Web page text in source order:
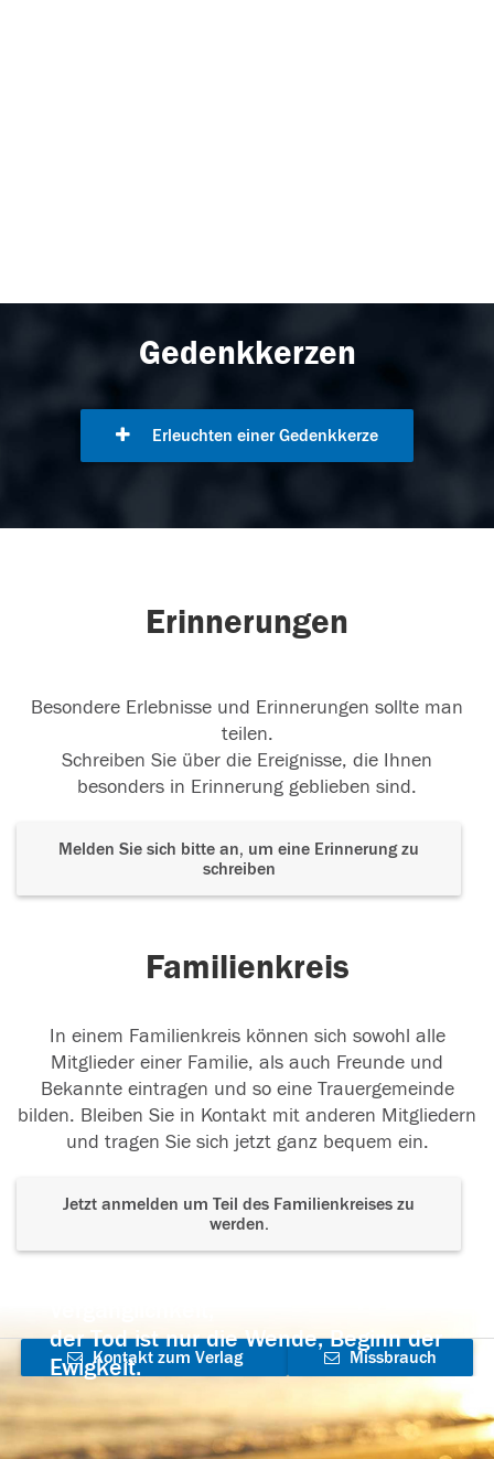
Gedenkkerzen
Erleuchten einer Gedenkkerze
Erinnerungen
Besondere Erlebnisse und Erinnerungen sollte man
teilen.
Schreiben Sie über die Ereignisse, die Ihnen
besonders in Erinnerung geblieben sind.
Melden Sie sich bitte an, um eine Erinnerung zu
schreiben
Familienkreis
In einem Familienkreis können sich sowohl alle
Mitglieder einer Familie, als auch Freunde und
Bekannte eintragen und so eine Trauergemeinde
bilden. Bleiben Sie in Kontakt mit anderen Mitgliedern
und tragen Sie sich jetzt ganz bequem ein.
Jetzt anmelden um Teil des Familienkreises zu
werden.
der Tod ist nur die Wende, Beginn der
Ewigkeit.
Kontakt zum Verlag
aufnehmen
Missbrauch